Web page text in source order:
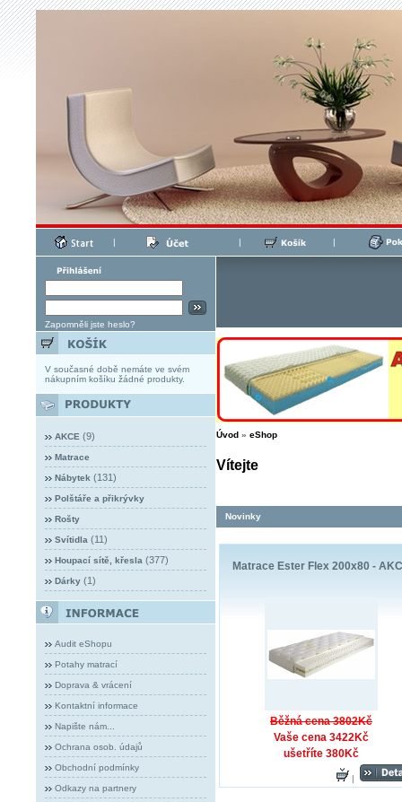
| | |
Zapomněli jste heslo?
V současné době nemáte ve svém
nákupním košíku žádné produkty.
AKCE (9)
Matrace
Nábytek (131)
Polštáře a přikrývky
Rošty
Svítidla (11)
Houpací sítě, křesla (377)
Dárky(1)
Audit eShopu
Potahy matrací
Doprava & vrácení
Kontaktní informace
Napište nám...
Ochrana osob. údajů
Obchodní podmínky
Odkazy na partnery
Úvod» eShop
Vítejte
Novinky
Matrace Ester Flex 200x80 -
Běžná cena 3802Kč
Vaše cena 3422Kč
ušetříte 380Kč
|